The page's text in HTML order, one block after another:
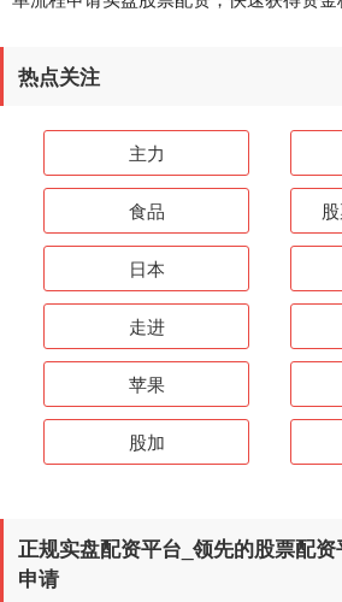
热点关注
主力
食品
日本
走进
苹果
股加
正规实盘配资平台_领先的股票配
申请